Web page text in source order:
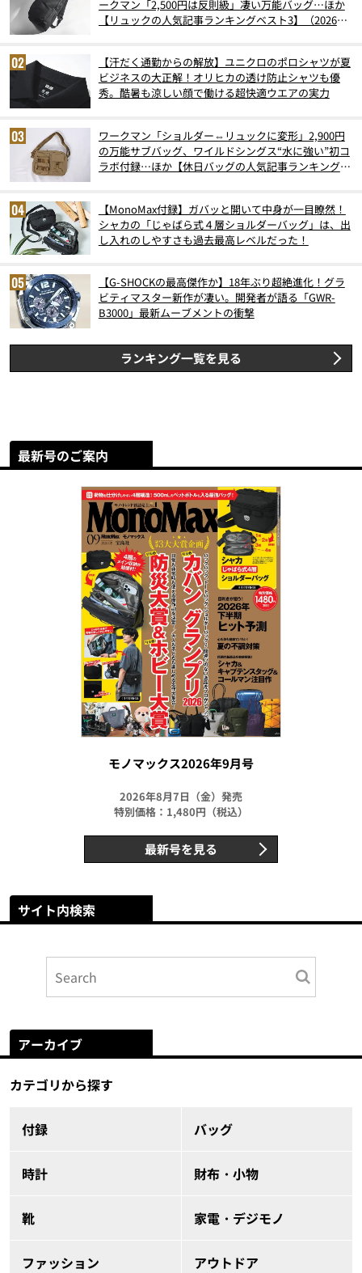
ークマン「2,500円は反則級」凄い万能バッグ…ほか
【リュックの人気記事ランキングベスト3】（2026年
【汗だく通勤からの解放】ユニクロのポロシャツが夏
ビジネスの大正解！オリヒカの透け防止シャツも優
秀。酷暑も涼しい顔で働ける超快適ウエアの実力
ワークマン「ショルダー⇔リュックに変形」2,900円
の万能サブバッグ、ワイルドシングス“水に強い”初コ
ラボ付録…ほか【休日バッグの人気記事ランキングベ
【MonoMax付録】ガバッと開いて中身が一目瞭然！
シャカの「じゃばら式４層ショルダーバッグ」は、出
し入れのしやすさも過去最高レベルだった！
【G-SHOCKの最高傑作か】18年ぶり超絶進化！グラ
ビティマスター新作が凄い。開発者が語る「GWR-
B3000」最新ムーブメントの衝撃
ランキング一覧を見る
最新号のご案内
モノマックス2026年9月号
2026年8月7日（金）発売
特別価格：1,480円（税込）
最新号を見る
サイト内検索
アーカイブ
カテゴリから探す
付録 バッグ
時計 財布・小物
靴 家電・デジモノ
ファッション アウトドア